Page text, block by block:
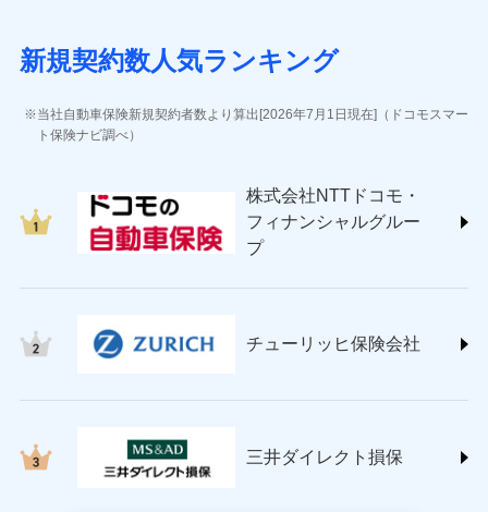
ジェイアイ傷害火災保険株式会社
ソニー損害保険株式会社
(https://www.sonysonpo.co.jp/)
ＳＯＭＰＯダイレクト損害保険株式会社
(https://www.sompo-direct.co.jp/)
チューリッヒ保険会社 (https://www.zurich.co.jp/)
(https://www.nisshinfire.co.jp/)
(https://www.petfamilyins.co.jp/)
ins.com/)
三井ダイレクト損害保険株式会社
新規契約数人気ランキング
当社自動車保険新規契約者数より算出[2026年7月1日現在]（ドコモスマー
ト保険ナビ調べ）
株式会社NTTドコモ・
フィナンシャルグルー
プ
チューリッヒ保険会社
三井ダイレクト損保